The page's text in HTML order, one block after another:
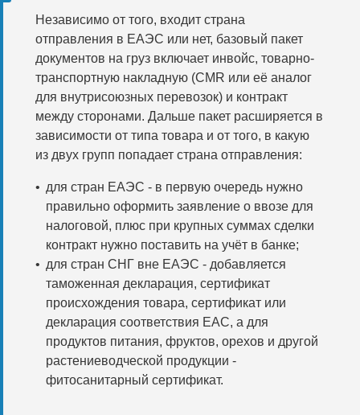
Независимо от того, входит страна
отправления в ЕАЭС или нет, базовый пакет
документов на груз включает инвойс, товарно-
транспортную накладную (CMR или её аналог
для внутрисоюзных перевозок) и контракт
между сторонами. Дальше пакет расширяется в
зависимости от типа товара и от того, в какую
из двух групп попадает страна отправления:
для стран ЕАЭС - в первую очередь нужно
правильно оформить заявление о ввозе для
налоговой, плюс при крупных суммах сделки
контракт нужно поставить на учёт в банке;
для стран СНГ вне ЕАЭС - добавляется
таможенная декларация, сертификат
происхождения товара, сертификат или
декларация соответствия ЕАС, а для
продуктов питания, фруктов, орехов и другой
растениеводческой продукции -
фитосанитарный сертификат.